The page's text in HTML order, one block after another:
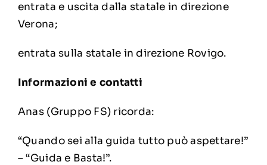
entrata e uscita dalla statale in direzione
Verona;
entrata sulla statale in direzione Rovigo.
Informazioni e contatti
Anas (Gruppo FS) ricorda:
“Quando sei alla guida tutto può aspettare!”
– “Guida e Basta!”.